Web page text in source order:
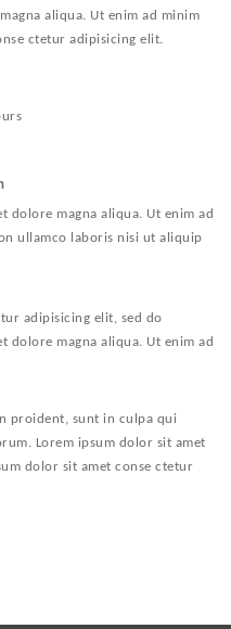
aliqua. Ut enim ad minim
ctetur adipisicing elit.
dolore magna aliqua. Ut enim ad
ullamco laboris nisi ut aliquip
adipisicing elit, sed do
magna aliqua. Ut enim ad
proident, sunt in culpa qui
Lorem ipsum dolor sit amet
dolor sit amet conse ctetur